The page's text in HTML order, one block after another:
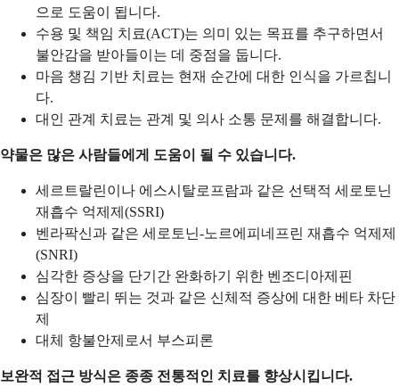
으로 도움이 됩니다.
수용 및 책임 치료(ACT)는 의미 있는 목표를 추구하면서
불안감을 받아들이는 데 중점을 둡니다.
마음 챙김 기반 치료는 현재 순간에 대한 인식을 가르칩니
다.
대인 관계 치료는 관계 및 의사 소통 문제를 해결합니다.
약물은 많은 사람들에게 도움이 될 수 있습니다.
세르트랄린이나 에스시탈로프람과 같은 선택적 세로토닌
재흡수 억제제(SSRI)
벤라팍신과 같은 세로토닌-노르에피네프린 재흡수 억제제
(SNRI)
심각한 증상을 단기간 완화하기 위한 벤조디아제핀
심장이 빨리 뛰는 것과 같은 신체적 증상에 대한 베타 차단
제
대체 항불안제로서 부스피론
보완적 접근 방식은 종종 전통적인 치료를 향상시킵니다.